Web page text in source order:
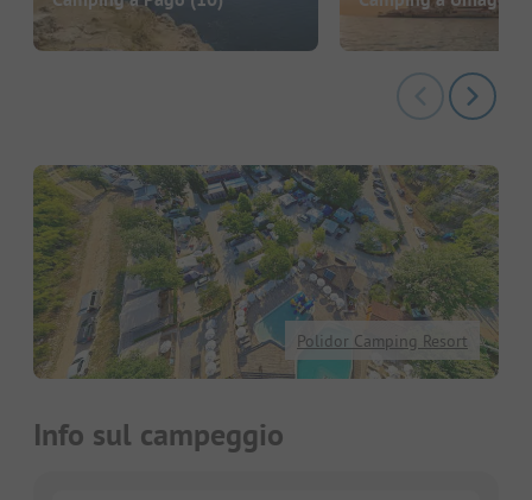
Polidor Camping Resort
Info sul campeggio